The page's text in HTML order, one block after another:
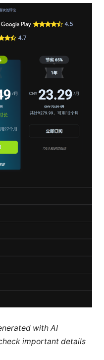
with AI
important details